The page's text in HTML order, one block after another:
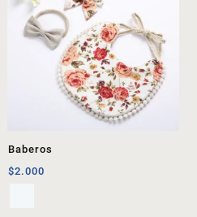
Baberos
$2.000